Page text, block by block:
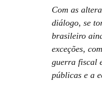
Com as
diálogo, se
brasileiro
exceções,
guerra fiscal
públicas e a